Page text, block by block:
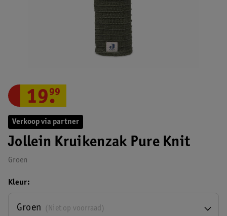
Verkoop via partner
Jollein Kruikenzak Pure Knit
Groen
19.
99
Kleur
(Niet op voorraad)
Groen